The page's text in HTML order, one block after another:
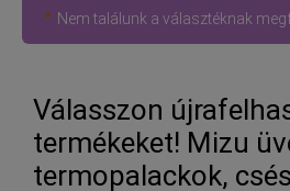
Nem találunk a választéknak
Válasszon
termékeket! Mizu
termopalackok,